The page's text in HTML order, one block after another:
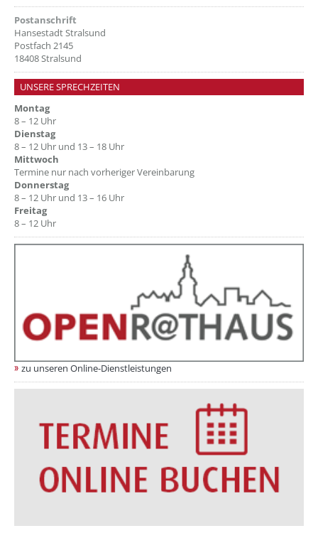
Postanschrift
Hansestadt Stralsund
Postfach 2145
18408 Stralsund
UNSERE SPRECHZEITEN
Montag
8 – 12 Uhr
Dienstag
8 – 12 Uhr und 13 – 18 Uhr
Mittwoch
Termine nur nach vorheriger Vereinbarung
Donnerstag
8 – 12 Uhr und 13 – 16 Uhr
Freitag
8 – 12 Uhr
zu unseren Online-Dienstleistungen